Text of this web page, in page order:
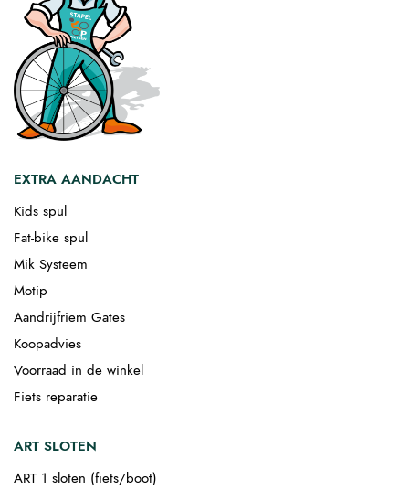
EXTRA AANDACHT
Kids spul
Fat-bike spul
Mik Systeem
Motip
Aandrijfriem Gates
Koopadvies
Voorraad in de winkel
Fiets reparatie
ART SLOTEN
ART 1 sloten (fiets/boot)